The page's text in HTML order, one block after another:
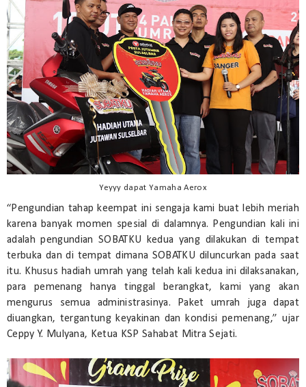
Yeyyy dapat Yamaha Aerox
“Pengundian tahap keempat ini sengaja kami buat lebih meriah
karena banyak momen spesial di dalamnya. Pengundian kali ini
adalah pengundian SOBATKU kedua yang dilakukan di tempat
terbuka dan di tempat dimana SOBATKU diluncurkan pada saat
itu. Khusus hadiah umrah yang telah kali kedua ini dilaksanakan,
para pemenang hanya tinggal berangkat, kami yang akan
mengurus semua administrasinya. Paket umrah juga dapat
diuangkan, tergantung keyakinan dan kondisi pemenang,” ujar
Ceppy Y. Mulyana, Ketua KSP Sahabat Mitra Sejati.